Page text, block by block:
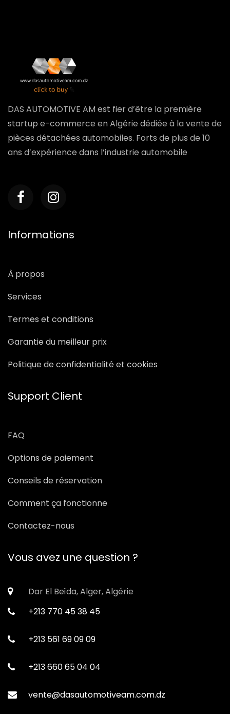
DAS AUTOMOTIVE AM est fier d’être la première
startup e-commerce en Algérie dédiée à la vente de
pièces détachées automobiles. Forts de plus de 10
ans d’expérience dans l’industrie automobile
Informations
À propos
Services
Termes et conditions
Garantie du meilleur prix
Politique de confidentialité et cookies
Support Client
FAQ
Options de paiement
Conseils de réservation
Comment ça fonctionne
Contactez-nous
Vous avez une question ?
Dar El Beïda, Alger, Algérie
+213 770 45 38 45
+213 561 69 09 09
+213 660 65 04 04
vente@dasautomotiveam.com.dz